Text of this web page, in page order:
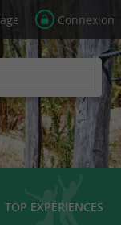
Connexion
TOP EXPÉRIENCES